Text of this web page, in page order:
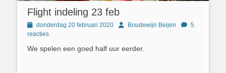
Flight indeling 23 feb
Geplaatst
op
donderdag 20 februari 2020 AuthorBoudewijn Beijen
5
reacties
We spelen een goed half uur eerder.